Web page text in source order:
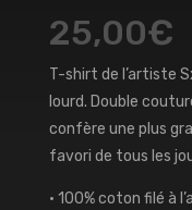
25,00€
T-shirt de l’artiste
lourd. Double
confère une plus
favori de tous les
• 100% coton filé à